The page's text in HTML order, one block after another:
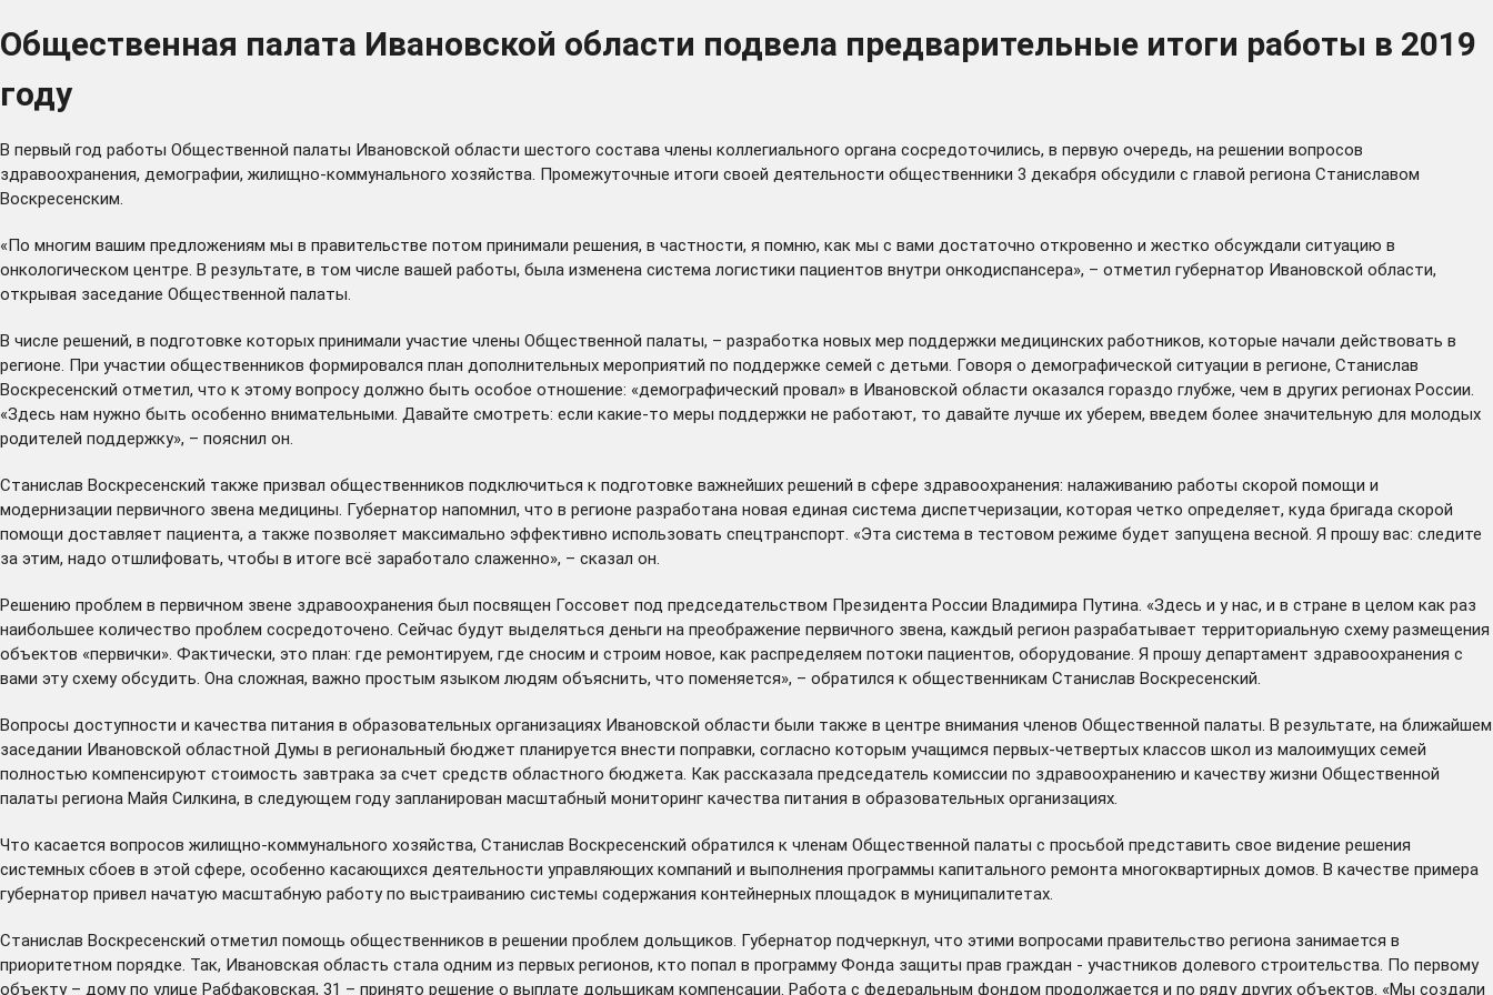
Общественная палата Ивановской области подвела предварительные итоги работы в 2019
году
В первый год работы Общественной палаты Ивановской области шестого состава члены коллегиального органа сосредоточились, в первую очередь, на решении вопросов
здравоохранения, демографии, жилищно-коммунального хозяйства. Промежуточные итоги своей деятельности общественники 3 декабря обсудили с главой региона Станиславом
Воскресенским.
«По многим вашим предложениям мы в правительстве потом принимали решения, в частности, я помню, как мы с вами достаточно откровенно и жестко обсуждали ситуацию в
онкологическом центре. В результате, в том числе вашей работы, была изменена система логистики пациентов внутри онкодиспансера», – отметил губернатор Ивановской области,
открывая заседание Общественной палаты.
В числе решений, в подготовке которых принимали участие члены Общественной палаты, – разработка новых мер поддержки медицинских работников, которые начали действовать в
регионе. При участии общественников формировался план дополнительных мероприятий по поддержке семей с детьми. Говоря о демографической ситуации в регионе, Станислав
Воскресенский отметил, что к этому вопросу должно быть особое отношение: «демографический провал» в Ивановской области оказался гораздо глубже, чем в других регионах России.
«Здесь нам нужно быть особенно внимательными. Давайте смотреть: если какие-то меры поддержки не работают, то давайте лучше их уберем, введем более значительную для молодых
родителей поддержку», – пояснил он.
Станислав Воскресенский также призвал общественников подключиться к подготовке важнейших решений в сфере здравоохранения: налаживанию работы скорой помощи и
модернизации первичного звена медицины. Губернатор напомнил, что в регионе разработана новая единая система диспетчеризации, которая четко определяет, куда бригада скорой
помощи доставляет пациента, а также позволяет максимально эффективно использовать спецтранспорт. «Эта система в тестовом режиме будет запущена весной. Я прошу вас: следите
за этим, надо отшлифовать, чтобы в итоге всё заработало слаженно», – сказал он.
Решению проблем в первичном звене здравоохранения был посвящен Госсовет под председательством Президента России Владимира Путина. «Здесь и у нас, и в стране в целом как раз
наибольшее количество проблем сосредоточено. Сейчас будут выделяться деньги на преображение первичного звена, каждый регион разрабатывает территориальную схему размещения
объектов «первички». Фактически, это план: где ремонтируем, где сносим и строим новое, как распределяем потоки пациентов, оборудование. Я прошу департамент здравоохранения с
вами эту схему обсудить. Она сложная, важно простым языком людям объяснить, что поменяется», – обратился к общественникам Станислав Воскресенский.
Вопросы доступности и качества питания в образовательных организациях Ивановской области были также в центре внимания членов Общественной палаты. В результате, на ближайшем
заседании Ивановской областной Думы в региональный бюджет планируется внести поправки, согласно которым учащимся первых-четвертых классов школ из малоимущих семей
полностью компенсируют стоимость завтрака за счет средств областного бюджета. Как рассказала председатель комиссии по здравоохранению и качеству жизни Общественной
палаты региона Майя Силкина, в следующем году запланирован масштабный мониторинг качества питания в образовательных организациях.
Что касается вопросов жилищно-коммунального хозяйства, Станислав Воскресенский обратился к членам Общественной палаты с просьбой представить свое видение решения
системных сбоев в этой сфере, особенно касающихся деятельности управляющих компаний и выполнения программы капитального ремонта многоквартирных домов. В качестве примера
губернатор привел начатую масштабную работу по выстраиванию системы содержания контейнерных площадок в муниципалитетах.
Станислав Воскресенский отметил помощь общественников в решении проблем дольщиков. Губернатор подчеркнул, что этими вопросами правительство региона занимается в
приоритетном порядке. Так, Ивановская область стала одним из первых регионов, кто попал в программуФонда защиты прав граждан - участников долевого строительства. По первому
объекту – дому по улице Рабфаковская, 31 – принято решение о выплате дольщикам компенсации. Работа с федеральным фондом продолжается и по ряду других объектов. «Мы создали